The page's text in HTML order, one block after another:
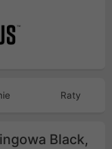
Raty
Black,